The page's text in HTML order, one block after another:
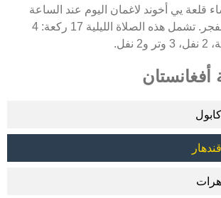
قلعة يي أخوند لاغمان اليوم عند الساعة
20:13 وينتهي عند الفجر. تشمل هذه الصلاة الليلية 17 ركعة: 4
أفغانستان